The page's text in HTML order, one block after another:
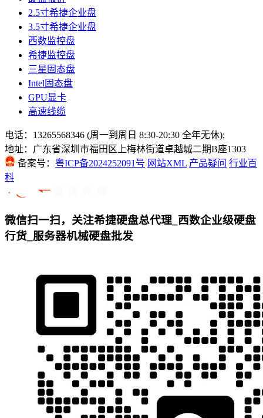
2.5寸希捷企业盘
3.5寸希捷企业盘
西数监控盘
希捷监控盘
三星固态盘
Intel固态盘
GPU显卡
高速线缆
电话：13265568346 (周一到周日 8:30-20:30 全年无休);
地址：广东省深圳市福田区上梅林街道卓越城二期B座1303
备案号： 粤ICP备2024252091号 网站XML 产品疑问 行业百
科
微信扫一扫，关注希捷硬盘总代理_西数企业级硬盘
行货_服务器机械硬盘批发